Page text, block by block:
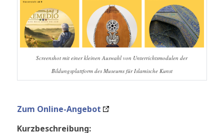
Screenshot mit einer kleinen Auswahl von Unterrichtsmodulen der
Bildungsplattform des Museums für Islamische Kunst
Zum Online-Angebot
Kurzbeschreibung: